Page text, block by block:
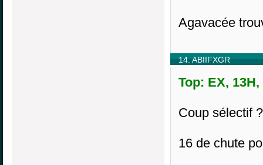
Agavacée
14. ABIIFXGR
Top: EX,
Coup sélectif ?
16 de chute